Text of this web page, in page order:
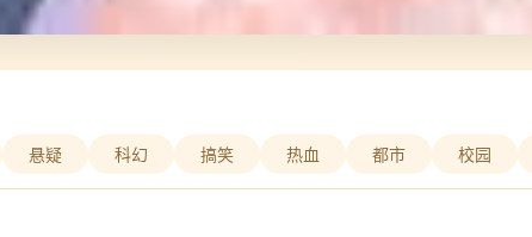
悬疑 科幻 搞笑 热血 都市 校园